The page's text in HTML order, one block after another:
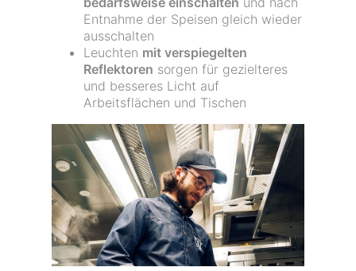
Entnahme der Speisen gleich wieder
ausschalten
Leuchten mit verspiegelten
Reflektoren sorgen für gezielteres
und besseres Licht auf
Arbeitsflächen und Tischen